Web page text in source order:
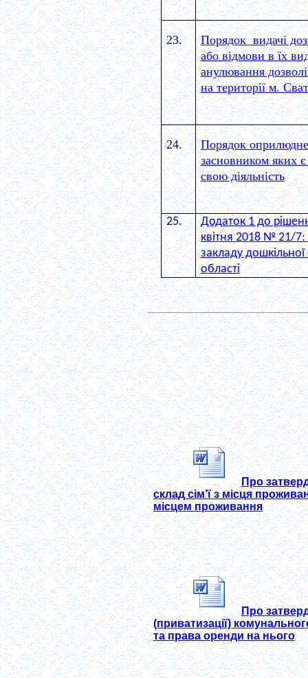
23.
Порядок видачі
або відмови в їх
анулювання
на території м.
24.
Порядок
засновником яких є
свою діяльність
25.
Додаток 1 до
квітня 2018 № 21/
закладу дошкільної
області
Про
склад сім’ї з місця
місцем проживання
Про
(приватизації)
та права оренди на нього